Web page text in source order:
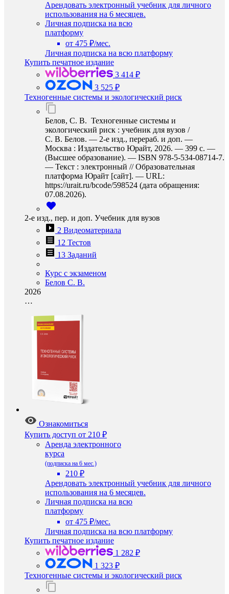
Арендовать электронный учебник для личного
использования на 6 месяцев.
Личная подписка на всю
платформу
от 475 ₽/мес.
Личная подписка на всю платформу
Купить печатное издание
3 414 ₽
3 525 ₽
Техногенные системы и экологический риск
Белов, С. В. Техногенные системы и
экологический риск : учебник для вузов /
С. В. Белов. — 2-е изд., перераб. и доп. —
Москва : Издательство Юрайт, 2026. — 399 с. —
(Высшее образование). — ISBN 978-5-534-08714-7.
— Текст : электронный // Образовательная
платформа Юрайт [сайт]. — URL:
https://urait.ru/bcode/598524 (дата обращения:
07.08.2026).
2-е изд., пер. и доп. Учебник для вузов
2 Видеоматериала
12 Тестов
13 Заданий
Курс с экзаменом
Белов С. В.
2026
…
Ознакомиться
Купить доступ от 210 ₽
Аренда электронного
курса
(подписка на 6 мес.)
210 ₽
Арендовать электронный учебник для личного
использования на 6 месяцев.
Личная подписка на всю
платформу
от 475 ₽/мес.
Личная подписка на всю платформу
Купить печатное издание
1 282 ₽
1 323 ₽
Техногенные системы и экологический риск